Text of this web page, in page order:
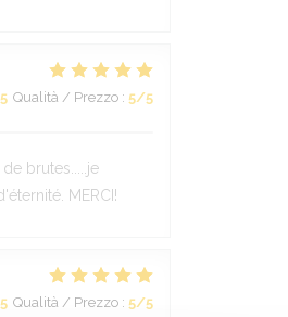
Qualità / Prezzo: 5/5
brutes.....je
MERCI!
Qualità / Prezzo: 5/5